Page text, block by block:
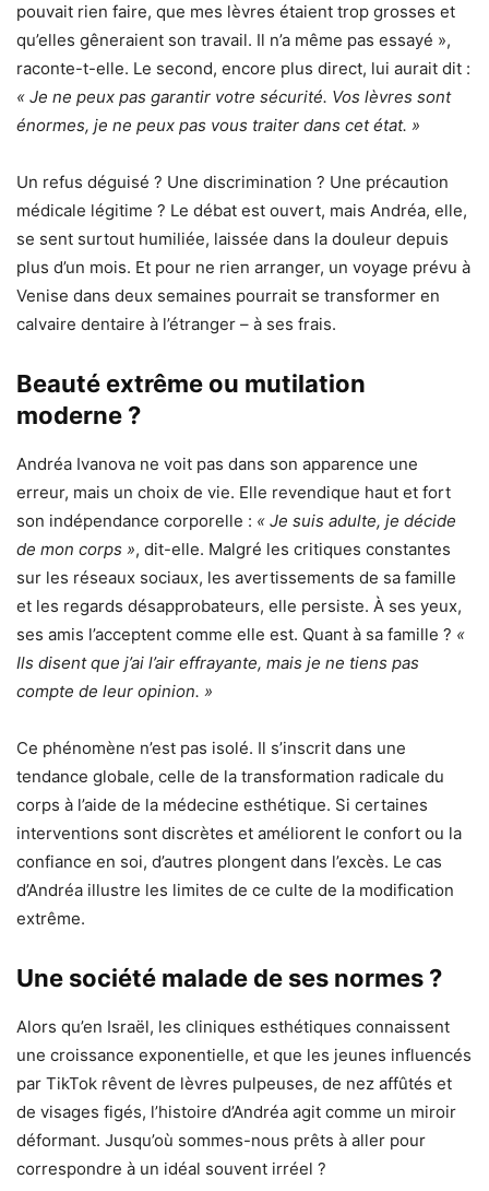
pouvait rien faire, que mes lèvres étaient trop grosses et
qu’elles gêneraient son travail. Il n’a même pas essayé »,
raconte-t-elle. Le second, encore plus direct, lui aurait dit :
« Je ne peux pas garantir votre sécurité. Vos lèvres sont
énormes, je ne peux pas vous traiter dans cet état. »
Un refus déguisé ? Une discrimination ? Une précaution
médicale légitime ? Le débat est ouvert, mais Andréa, elle,
se sent surtout humiliée, laissée dans la douleur depuis
plus d’un mois. Et pour ne rien arranger, un voyage prévu à
Venise dans deux semaines pourrait se transformer en
calvaire dentaire à l’étranger – à ses frais.
Beauté extrême ou mutilation
moderne ?
Andréa Ivanova ne voit pas dans son apparence une
erreur, mais un choix de vie. Elle revendique haut et fort
son indépendance corporelle : « Je suis adulte, je décide
de mon corps », dit-elle. Malgré les critiques constantes
sur les réseaux sociaux, les avertissements de sa famille
et les regards désapprobateurs, elle persiste. À ses yeux,
ses amis l’acceptent comme elle est. Quant à sa famille ? «
Ils disent que j’ai l’air effrayante, mais je ne tiens pas
compte de leur opinion. »
Ce phénomène n’est pas isolé. Il s’inscrit dans une
tendance globale, celle de la transformation radicale du
corps à l’aide de la médecine esthétique. Si certaines
interventions sont discrètes et améliorent le confort ou la
confiance en soi, d’autres plongent dans l’excès. Le cas
d’Andréa illustre les limites de ce culte de la modification
extrême.
Une société malade de ses normes ?
Alors qu’en Israël, les cliniques esthétiques connaissent
une croissance exponentielle, et que les jeunes influencés
par TikTok rêvent de lèvres pulpeuses, de nez affûtés et
de visages figés, l’histoire d’Andréa agit comme un miroir
déformant. Jusqu’où sommes-nous prêts à aller pour
correspondre à un idéal souvent irréel ?